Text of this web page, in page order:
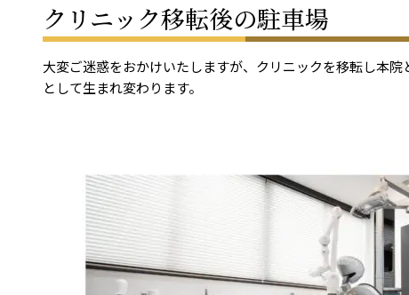
クリニック移転後の駐車場
大変ご迷惑をおかけいたしますが、クリニックを移転し本
として生まれ変わります。